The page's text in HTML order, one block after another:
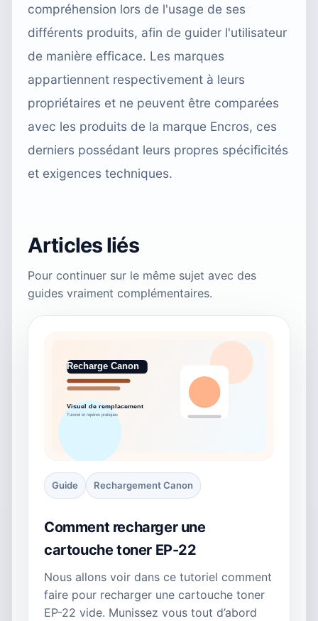
compréhension lors de l'usage de ses
différents produits, afin de guider l'utilisateur
de manière efficace. Les marques
appartiennent respectivement à leurs
propriétaires et ne peuvent être comparées
avec les produits de la marque Encros, ces
derniers possédant leurs propres spécificités
et exigences techniques.
Articles liés
Pour continuer sur le même sujet avec des
guides vraiment complémentaires.
Guide Rechargement Canon
Comment recharger une
cartouche toner EP-22
Nous allons voir dans ce tutoriel comment
faire pour recharger une cartouche toner
EP-22 vide. Munissez vous tout d’abord